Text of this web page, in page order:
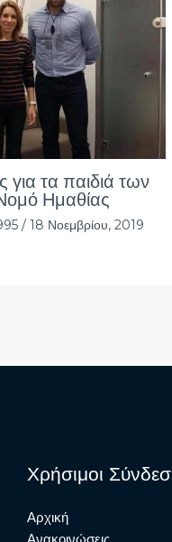
τα παιδιά των
Ημαθίας
/ 18 Νοεμβρίου, 2019
Χρήσιμοι
Αρχική
Ανακοινώσεις